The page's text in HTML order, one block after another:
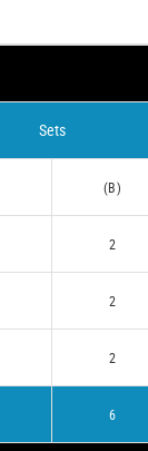
Sets
(B)
2
2
2
6